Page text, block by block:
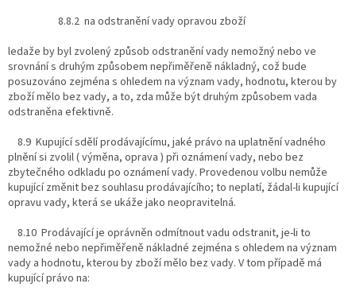
8.8.2 na odstranění vady opravou zboží
ledaže by byl zvolený způsob odstranění vady nemožný nebo ve
srovnání s druhým způsobem nepřiměřeně nákladný, což bude
posuzováno zejména s ohledem na význam vady, hodnotu, kterou by
zboží mělo bez vady, a to, zda může být druhým způsobem vada
odstraněna efektivně.
8.9 Kupující sdělí prodávajícímu, jaké právo na uplatnění vadného
plnění si zvolil ( výměna, oprava ) při oznámení vady, nebo bez
zbytečného odkladu po oznámení vady. Provedenou volbu nemůže
kupující změnit bez souhlasu prodávajícího; to neplatí, žádal-li kupující
opravu vady, která se ukáže jako neopravitelná.
8.10 Prodávající je oprávněn odmítnout vadu odstranit, je-li to
nemožné nebo nepřiměřeně nákladné zejména s ohledem na význam
vady a hodnotu, kterou by zboží mělo bez vady. V tom případě má
kupující právo na: